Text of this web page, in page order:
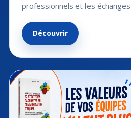
professionnels et les échanges
Découvrir